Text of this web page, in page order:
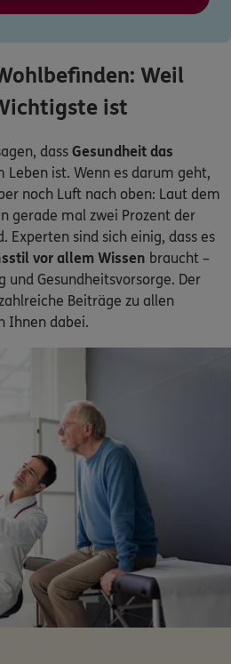
Weil
ist
dass Gesundheit das
Leben ist. Wenn es darum geht,
noch Luft nach oben: Laut dem
gerade mal zwei Prozent der
Experten sind sich einig, dass es
vor allem Wissen braucht –
und Gesundheitsvorsorge. Der
Beiträge zu allen
Ihnen dabei.